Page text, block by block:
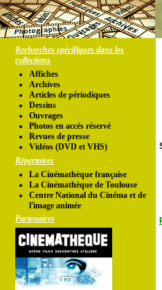
Recherches spécifiques dans les
collections
Affiches
Archives
Articles de périodiques
Dessins
Ouvrages
Photos en accés réservé
Revues de presse
Vidéos (DVD et VHS)
Répertoires
La Cinémathèque française
La Cinémathèque de Toulouse
Centre National du Cinéma et de
l'image animée
Partenaires